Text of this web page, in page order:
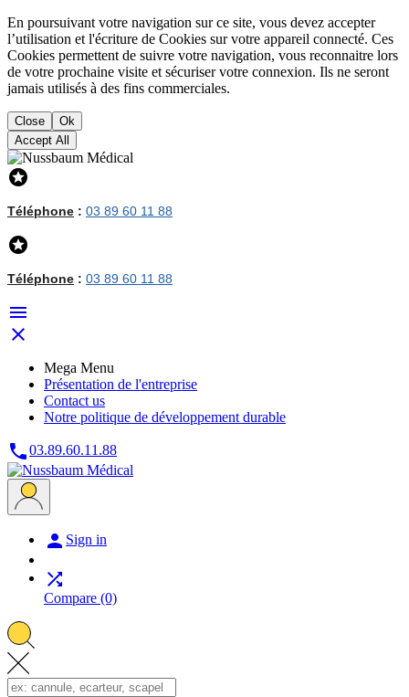
En poursuivant votre navigation sur ce site, vous devez accepter
l’utilisation et l'écriture de Cookies sur votre appareil connecté. Ces
Cookies permettent de suivre votre navigation, vous reconnaitre lors
de votre prochaine visite et sécuriser votre connexion. Ils ne seront
jamais utilisés à des fins commerciales.
Close
Ok
Accept All

Téléphone : 03 89 60 11 88

Téléphone : 03 89 60 11 88


Mega Menu
Présentation de l'entreprise
Contact us
Notre politique de développement durable
03.89.60.11.88
 Sign in

Compare (0)